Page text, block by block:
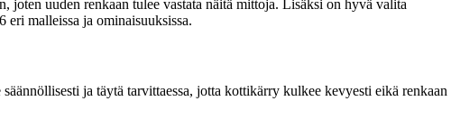
uuden renkaan tulee vastata näitä mittoja. Lisäksi on hyvä valita
malleissa ja ominaisuuksissa.
ja täytä tarvittaessa, jotta kottikärry kulkee kevyesti eikä renkaan